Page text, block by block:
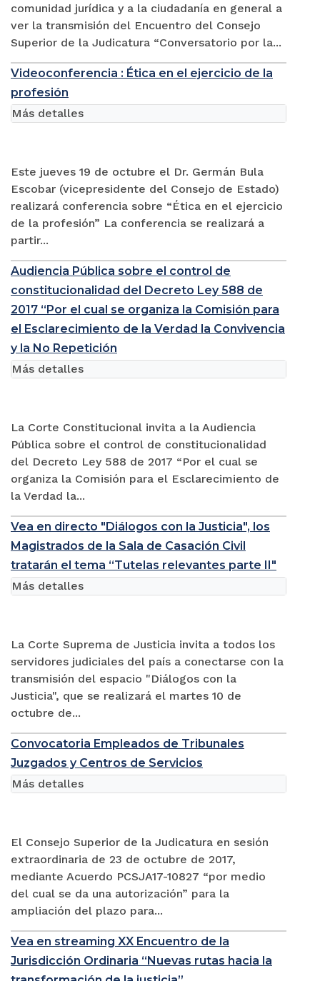
comunidad jurídica y a la ciudadanía en general a
ver la transmisión del Encuentro del Consejo
Superior de la Judicatura “Conversatorio por la...
Videoconferencia : Ética en el ejercicio de la
profesión
Este jueves 19 de octubre el Dr. Germán Bula
Escobar (vicepresidente del Consejo de Estado)
realizará conferencia sobre “Ética en el ejercicio
de la profesión” La conferencia se realizará a
partir...
Más detalles
Audiencia Pública sobre el control de
constitucionalidad del Decreto Ley 588 de
2017 “Por el cual se organiza la Comisión para
el Esclarecimiento de la Verdad la Convivencia
y la No Repetición
La Corte Constitucional invita a la Audiencia
Pública sobre el control de constitucionalidad
del Decreto Ley 588 de 2017 “Por el cual se
organiza la Comisión para el Esclarecimiento de
la Verdad la...
Más detalles
Vea en directo "Diálogos con la Justicia", los
Magistrados de la Sala de Casación Civil
tratarán el tema “Tutelas relevantes parte II"
La Corte Suprema de Justicia invita a todos los
servidores judiciales del país a conectarse con la
transmisión del espacio "Diálogos con la
Justicia", que se realizará el martes 10 de
octubre de...
Más detalles
Convocatoria Empleados de Tribunales
Juzgados y Centros de Servicios
El Consejo Superior de la Judicatura en sesión
extraordinaria de 23 de octubre de 2017,
mediante Acuerdo PCSJA17-10827 “por medio
del cual se da una autorización” para la
ampliación del plazo para...
Más detalles
Vea en streaming XX Encuentro de la
Jurisdicción Ordinaria “Nuevas rutas hacia la